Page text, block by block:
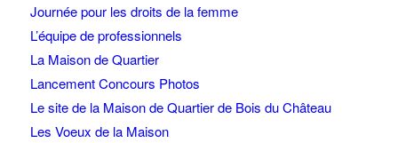
Journée pour les droits de la femme
L’équipe de professionnels
La Maison de Quartier
Lancement Concours Photos
Le site de la Maison de Quartier de Bois du Château
Les Voeux de la Maison